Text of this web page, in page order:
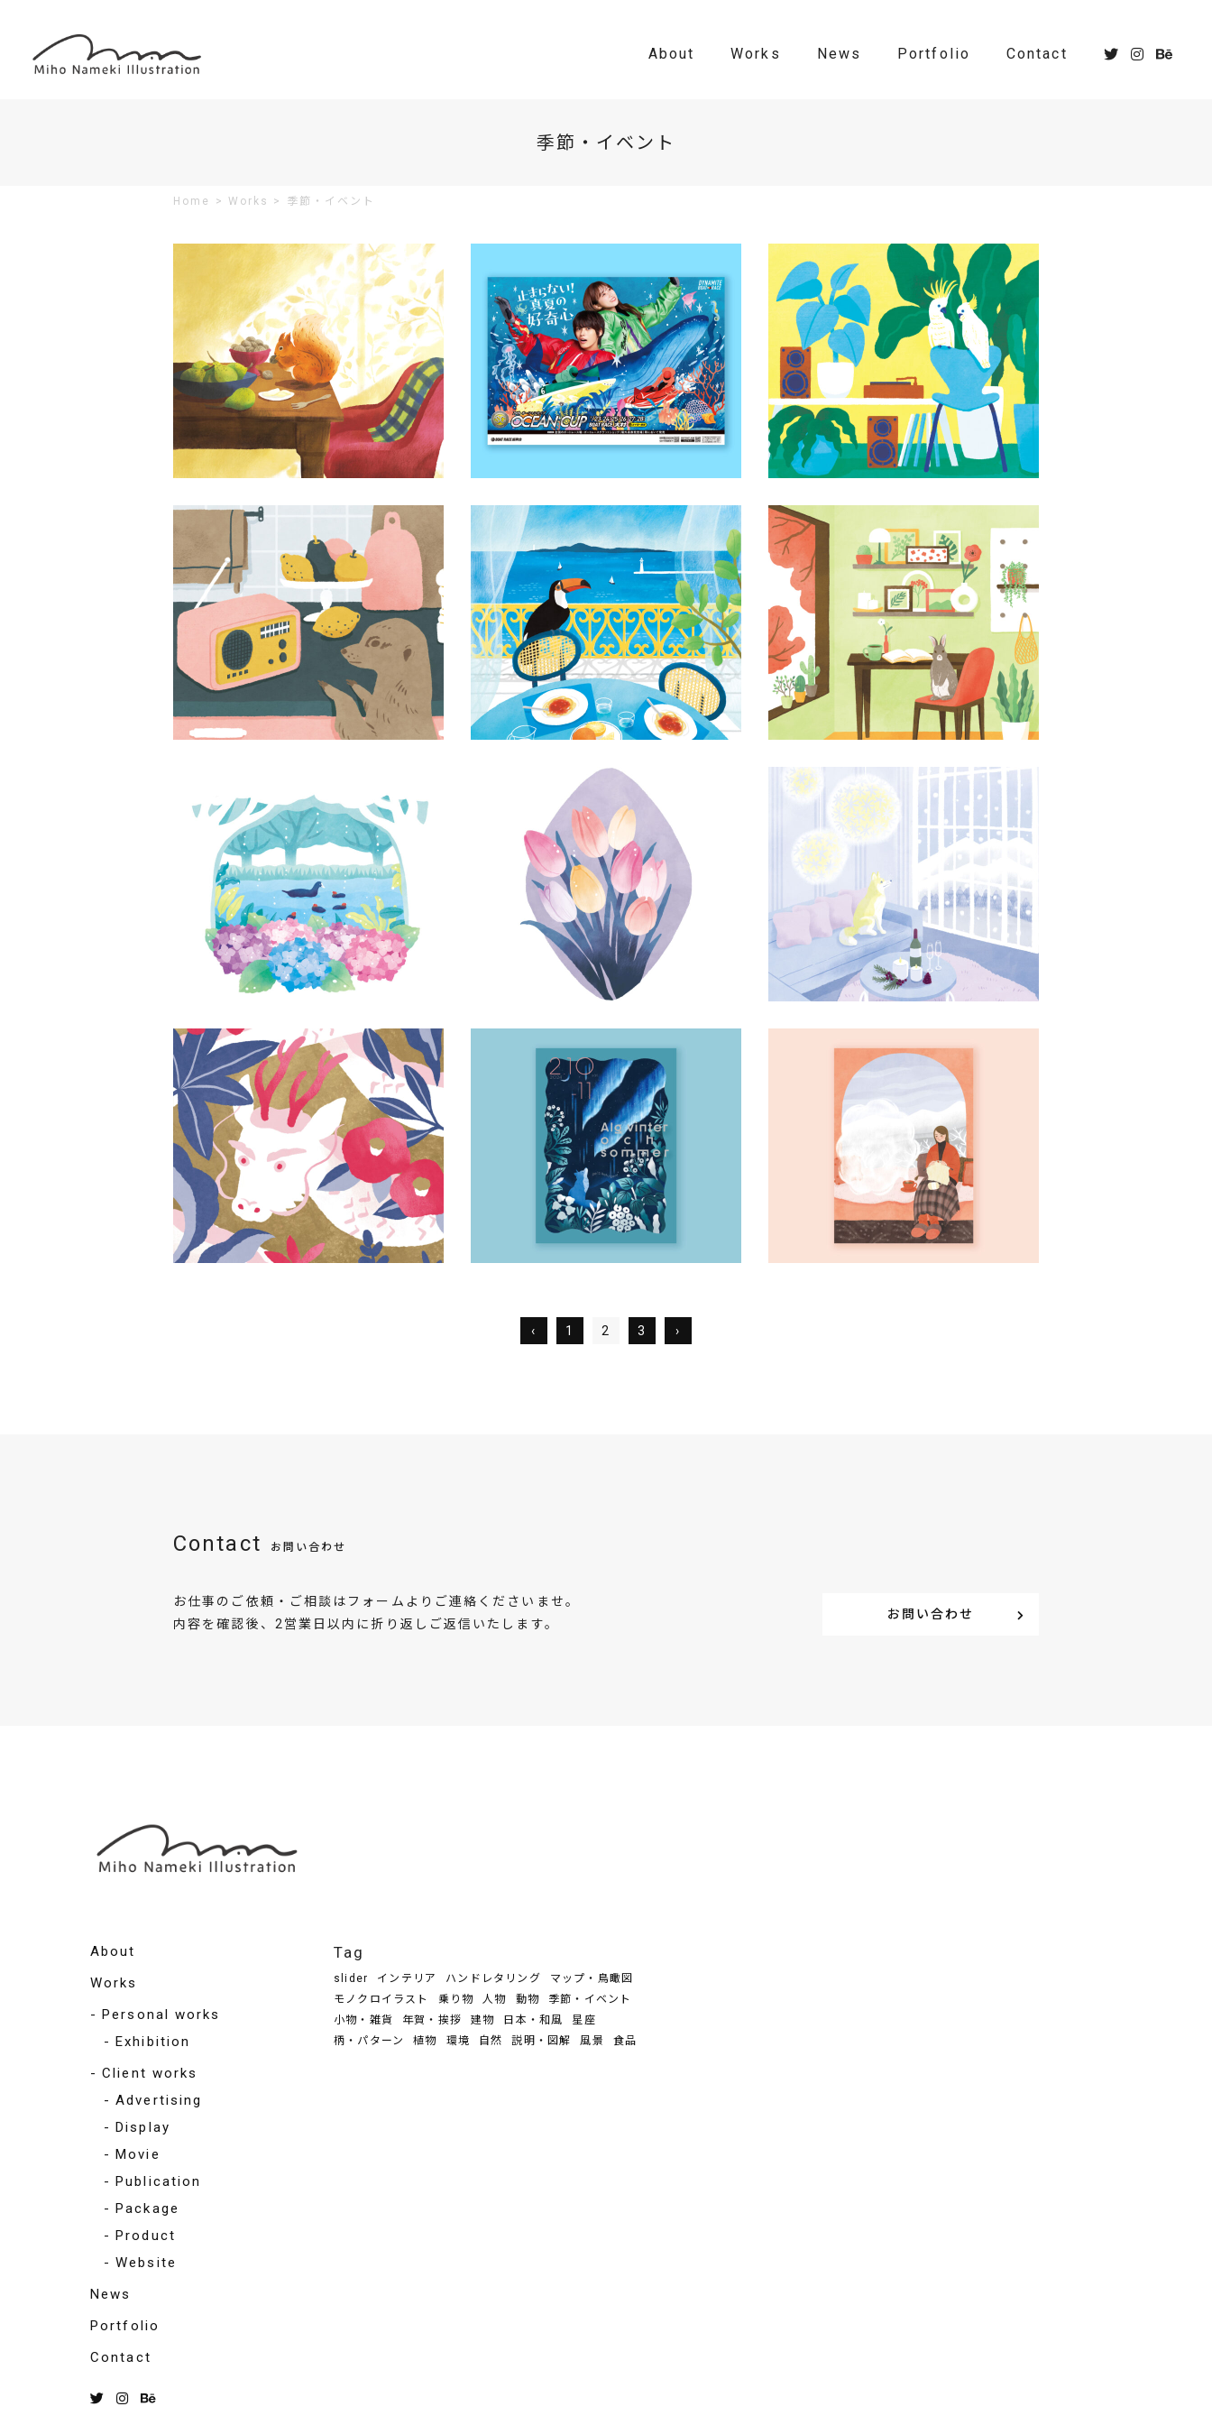
About Works News Portfolio Contact
季節・イベント
Home > Works > 季節・イベント
‹ 1 2 3 ›
Contact お問い合わせ
お仕事のご依頼・ご相談はフォームよりご連絡くださいませ。
内容を確認後、2営業日以内に折り返しご返信いたします。
お問い合わせ
About
Works
Personal works
Exhibition
Client works
Advertising
Display
Movie
Publication
Package
Product
Website
News
Portfolio
Contact
Tag
slider インテリア ハンドレタリング
マップ・鳥瞰図
モノクロイラスト
乗り物 人物 動物
季節・イベント
小物・雑貨
年賀・挨拶 建物 日本・和風
星座
柄・パターン
植物 環境 自然 説明・図解 風景 食品